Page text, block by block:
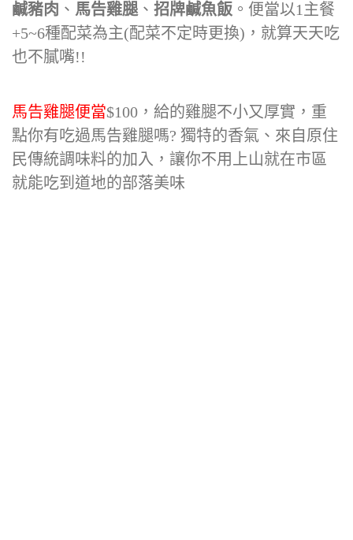
鹹豬肉 、 馬告雞腿 、 招牌鹹魚飯 。便當以1主餐
+5~6種配菜為主(配菜不定時更換)，就算天天吃
也不膩嘴!!
馬告雞腿便當$100，給的雞腿不小又厚實，重
點你有吃過馬告雞腿嗎? 獨特的香氣、來自原住
民傳統調味料的加入，讓你不用上山就在市區
就能吃到道地的部落美味